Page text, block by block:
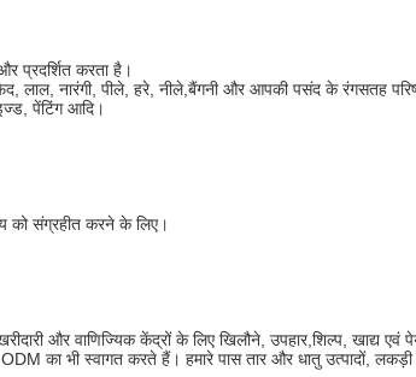
प्रदर्शित करता है।
नारंगी, पीले, हरे, नीले,बैंगनी और आपकी पसंद के रंगसतह
पेंटिंग आदि।
को संग्रहीत करने के लिए।
और वाणिज्यिक केंद्रों के लिए खिलौने, उपहार,शिल्प, खाद्य एवं
का भी स्वागत करते हैं। हमारे पास तार और धातु उत्पादों,